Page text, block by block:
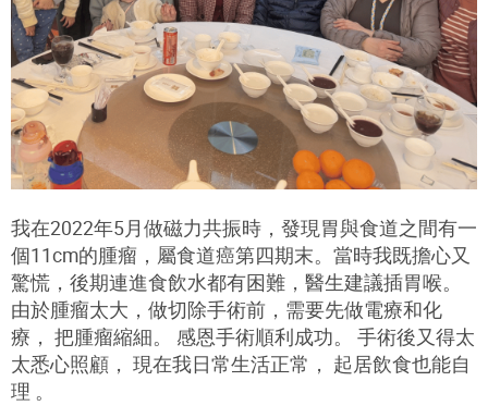
我在2022年5月做磁力共振時，發現胃與食道之間有一
個11cm的腫瘤，屬食道癌第四期末。當時我既擔心又
驚慌，後期連進食飲水都有困難，醫生建議插胃喉。
由於腫瘤太大，做切除手術前，需要先做電療和化
療， 把腫瘤縮細。 感恩手術順利成功。 手術後又得太
太悉心照顧， 現在我日常生活正常， 起居飲食也能自
理 。